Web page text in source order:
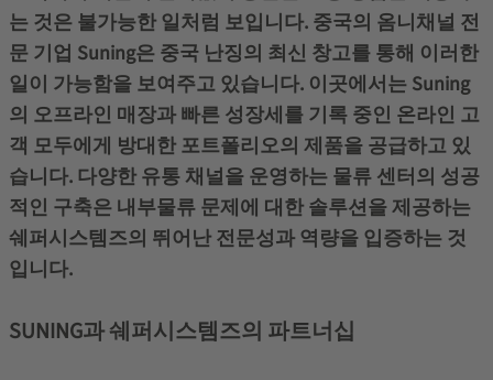
는 것은 불가능한 일처럼 보입니다. 중국의 옴니채널 전
문 기업 Suning은 중국 난징의 최신 창고를 통해 이러한
일이 가능함을 보여주고 있습니다. 이곳에서는 Suning
의 오프라인 매장과 빠른 성장세를 기록 중인 온라인 고
객 모두에게 방대한 포트폴리오의 제품을 공급하고 있
습니다. 다양한 유통 채널을 운영하는 물류 센터의 성공
적인 구축은 내부물류 문제에 대한 솔루션을 제공하는
쉐퍼시스템즈의 뛰어난 전문성과 역량을 입증하는 것
입니다.
SUNING과 쉐퍼시스템즈의 파트너십